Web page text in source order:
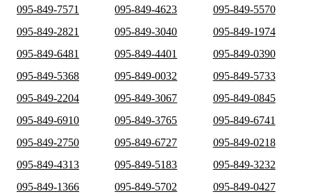
095-849-7571
095-849-4623
095-849-5570
095-849-2821
095-849-3040
095-849-1974
095-849-6481
095-849-4401
095-849-0390
095-849-5368
095-849-0032
095-849-5733
095-849-2204
095-849-3067
095-849-0845
095-849-6910
095-849-3765
095-849-6741
095-849-2750
095-849-6727
095-849-0218
095-849-4313
095-849-5183
095-849-3232
095-849-1366
095-849-5702
095-849-0427